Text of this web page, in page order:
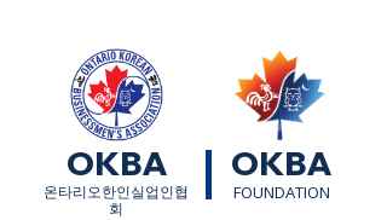
OKBA OKBA
​온타리오한인실업인협
회
FOUNDATION